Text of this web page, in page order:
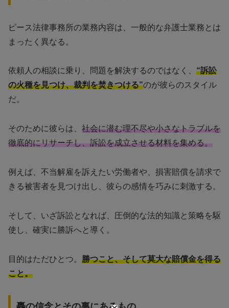
ピース法律事務所の業務内容は、一般的な弁護士業務とは
まったく異なる。
依頼人の相談に乗り、問題を解決するのではなく、 “訴訟
の火種を見つけ、裁判を焚きつける”のが彼らのスタイル
だ。
そのために彼らは、 社会に潜む理不尽や小さなトラブルを
徹底的にリサーチし、訴訟を成立させる材料を集める。
例えば、不当解雇を訴えたい労働者や、損害賠償を請求で
きる被害者を見つけ出し、彼らの感情を巧みに刺激する。
そして、いざ訴訟となれば、圧倒的な法的知識と策略を駆
使し、確実に勝訴へと導く。
目的はただひとつ。 勝つこと、そして莫大な賠償金を得る
こと。